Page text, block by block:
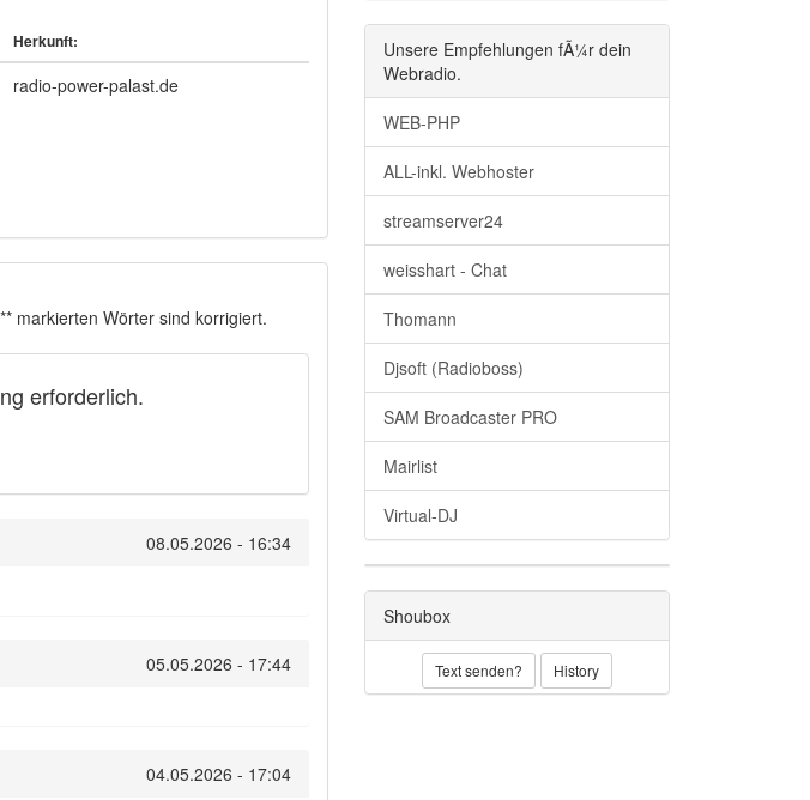
Herkunft:
radio-power-palast.de
markierten Wörter sind korrigiert.
erforderlich.
08.05.2026 - 16:34
05.05.2026 - 17:44
04.05.2026 - 17:04
Unsere Empfehlungen fÃ¼r dein
Webradio.
WEB-PHP
ALL-inkl. Webhoster
streamserver24
weisshart - Chat
Thomann
Djsoft (Radioboss)
SAM Broadcaster PRO
Mairlist
Virtual-DJ
Shoubox
Text senden? History